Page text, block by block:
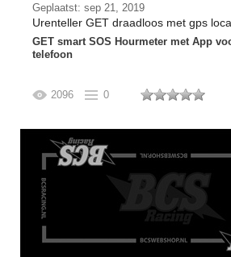
Geplaatst: sep 21, 2019
Urenteller GET draadloos met gps
GET smart SOS Hourmeter met App
telefoon
2096 0